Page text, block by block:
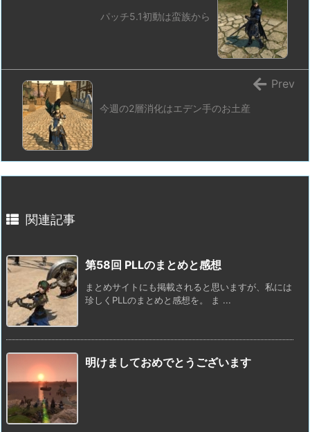
パッチ5.1初動は蛮族から
今週の2層消化はエデン手のお土産
Prev
関連記事
第58回 PLLのまとめと感想
まとめサイトにも掲載されると思いますが、私には
珍しくPLLのまとめと感想を。 ま ...
明けましておめでとうございます